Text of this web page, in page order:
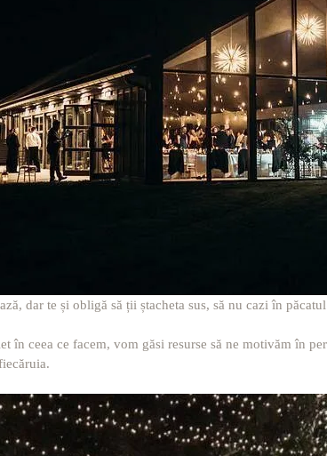
dar te și obligă să ții ștacheta sus, să nu cazi în
în ceea ce facem, vom găsi resurse să ne motivăm în